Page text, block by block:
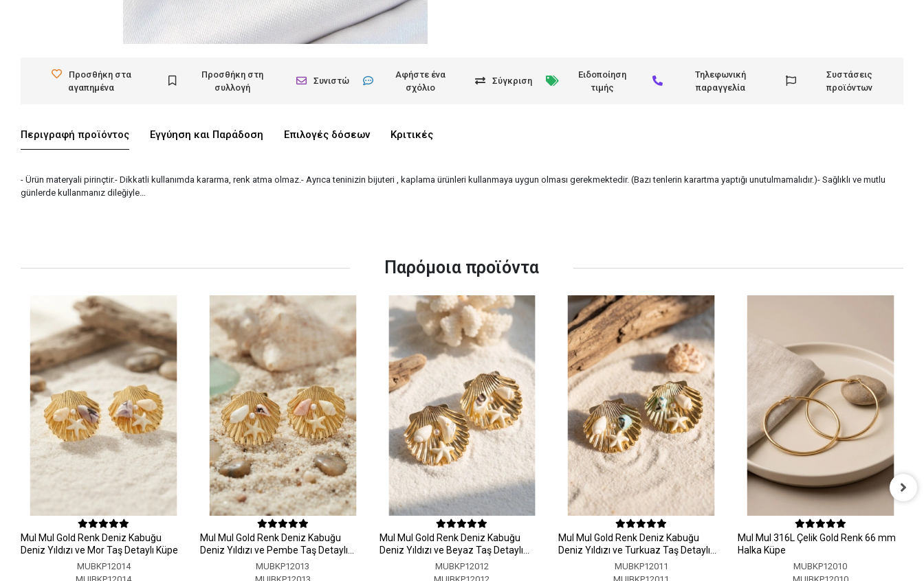
Προσθήκη στα
αγαπημένα
Προσθήκη στη
συλλογή
Συνιστώ
Αφήστε ένα
σχόλιο
Σύγκριση
Ειδοποίηση
τιμής
Τηλεφωνική
παραγγελία
Συστάσεις
προϊόντων
Περιγραφή προϊόντος Εγγύηση και Παράδοση Επιλογές δόσεων Κριτικές
- Ürün materyali pirinçtir.- Dikkatli kullanımda kararma, renk atma olmaz.- Ayrıca teninizin bijuteri , kaplama ürünleri kullanmaya uygun olması gerekmektedir. (Bazı tenlerin karartma yaptığı unutulmamalıdır.)- Sağlıklı ve mutlu
günlerde kullanmanız dileğiyle…
Παρόμοια προϊόντα
MuI MuI Gold Renk Deniz Kabuğu
Deniz Yıldızı ve Mor Taş Detaylı Küpe
MUBKP12014
MuI MuI Gold Renk Deniz Kabuğu
Deniz Yıldızı ve Pembe Taş Detaylı
MUBKP12013
MuI MuI Gold Renk Deniz Kabuğu
Deniz Yıldızı ve Beyaz Taş Detaylı
MUBKP12012
MuI MuI Gold Renk Deniz Kabuğu
Deniz Yıldızı ve Turkuaz Taş Detaylı
MUBKP12011
MuI MuI 316L Çelik Gold Renk 66 mm
Halka Küpe
MUBKP12010